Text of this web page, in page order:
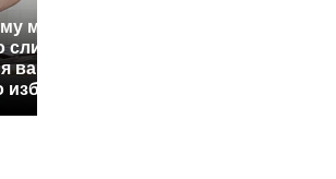
макароны
слипают во
варки и как
избежать